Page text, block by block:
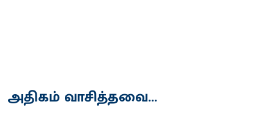
அதிகம் வாசித்தவை...